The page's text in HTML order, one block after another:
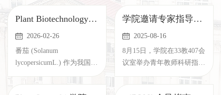
调控开花时...
Plant Biotechnology Journal | 学院李金华教授团队揭示SlWRKY16–CIP2b...
2026-02-26
番茄 (Solanum
lycopersicumL.) 作为我国重
和品质易受环境胁...
学院邀请专家指导科研工作，青年教师暑期坚守共促学术发展
2025-08-16
8月15日，学院在33教407会
议室举办青年教师科研指导
学刘明春...